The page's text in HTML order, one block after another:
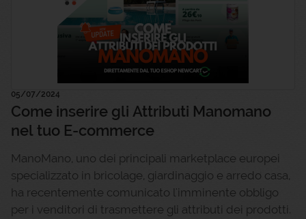
05/07/2024
Come inserire gli Attributi Manomano
nel tuo E-commerce
ManoMano, uno dei principali marketplace europei
specializzato in bricolage, giardinaggio e arredo casa,
ha recentemente comunicato l'imminente obbligo
per i venditori di trasmettere gli attributi dei prodotti.